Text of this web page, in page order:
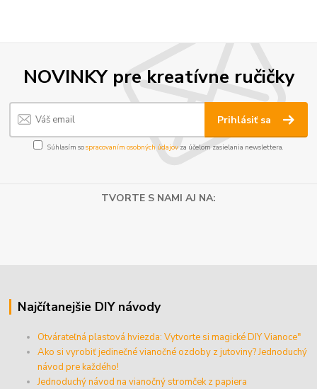
NOVINKY pre kreatívne ručičky
Prihlásiť sa
Súhlasím sospracovaním osobných údajov za účelom zasielania newslettera.
TVORTE S NAMI AJ NA:
Najčítanejšie DIY návody
Otvárateľná plastová hviezda: Vytvorte si magické DIY Vianoce"
Ako si vyrobiť jedinečné vianočné ozdoby z jutoviny? Jednoduchý
návod pre každého!
Jednoduchý návod na vianočný stromček z papiera